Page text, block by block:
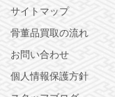
サイトマップ
骨董品買取の流れ
お問い合わせ
個人情報保護方針